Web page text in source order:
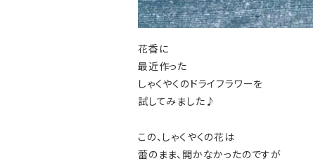
花香に
最近作った
しゃくやくのドライフラワーを
試してみました♪
この、しゃくやくの花は
蕾のまま、開かなかったのですが